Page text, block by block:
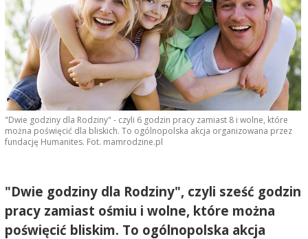
"Dwie godziny dla Rodziny" - czyli 6 godzin pracy zamiast 8 i wolne, które
można poświęcić dla bliskich. To ogólnopolska akcja organizowana przez
fundację Humanites. Fot. mamrodzine.pl
"Dwie godziny dla Rodziny", czyli sześć godzin
pracy zamiast ośmiu i wolne, które można
poświęcić bliskim. To ogólnopolska akcja